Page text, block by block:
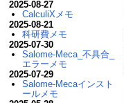
2025-08-27
CalculiXメモ
2025-08-21
科研費メモ
2025-07-30
Salome-Meca_不具合_
エラーメモ
2025-07-29
Salome-Mecaインスト
ールメモ